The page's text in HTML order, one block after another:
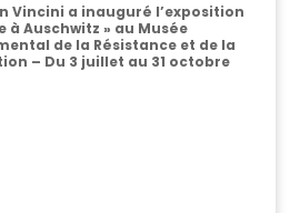
Vincini a inauguré l’exposition
à Auschwitz » au Musée
de la Résistance et de la
– Du 3 juillet au 31 octobre